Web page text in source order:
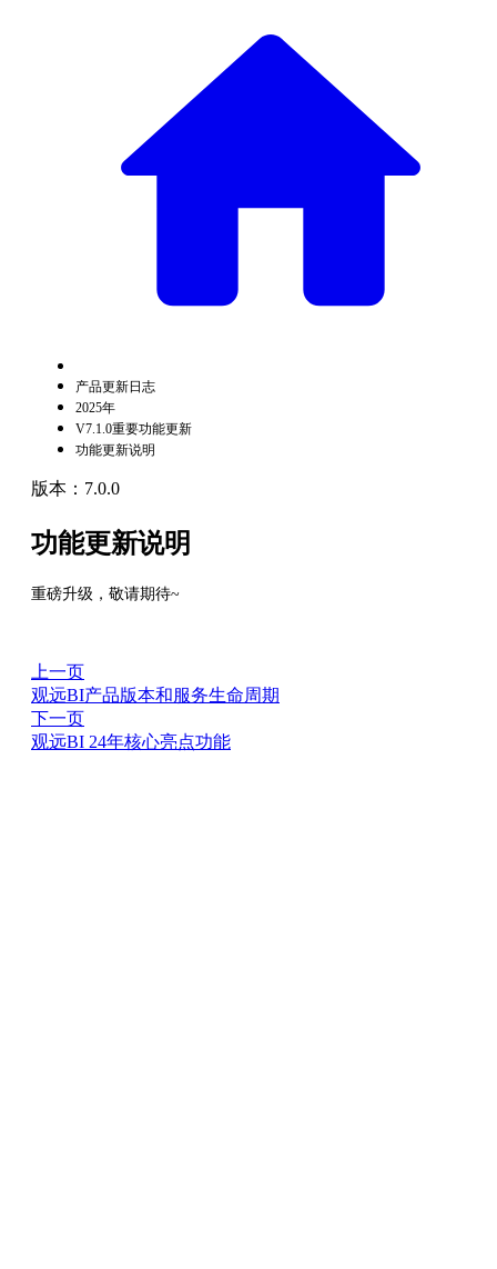
产品更新日志
2025年
V7.1.0重要功能更新
功能更新说明
版本：7.0.0
功能更新说明
重磅升级，敬请期待~
上一页
观远BI产品版本和服务生命周期
下一页
观远BI 24年核心亮点功能